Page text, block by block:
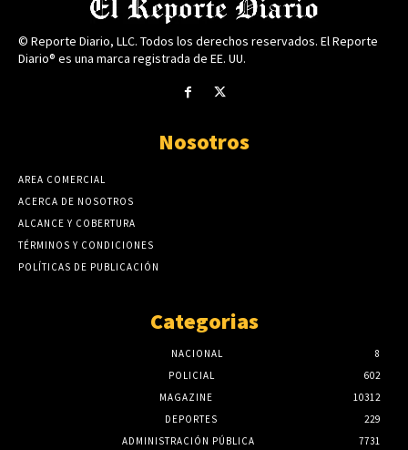
© Reporte Diario, LLC. Todos los derechos reservados. El Reporte
Diario® es una marca registrada de EE. UU.
Nosotros
AREA COMERCIAL
ACERCA DE NOSOTROS
ALCANCE Y COBERTURA
TÉRMINOS Y CONDICIONES
POLÍTICAS DE PUBLICACIÓN
Categorias
NACIONAL
8
POLICIAL
602
MAGAZINE
10312
DEPORTES
229
ADMINISTRACIÓN PÚBLICA
7731